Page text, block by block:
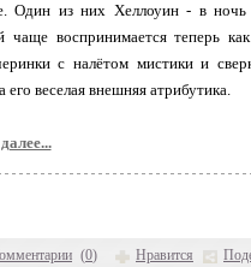
(0) Нравится
Один из них Хеллоуин - в
чаще воспринимается теперь
с налётом мистики и
веселая внешняя атрибутика.